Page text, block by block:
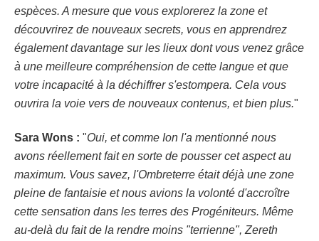
espèces. A mesure que vous explorerez la zone et
découvrirez de nouveaux secrets, vous en apprendrez
également davantage sur les lieux dont vous venez grâce
à une meilleure compréhension de cette langue et que
votre incapacité à la déchiffrer s'estompera. Cela vous
ouvrira la voie vers de nouveaux contenus, et bien plus."
Sara Wons : "Oui, et comme Ion l'a mentionné nous
avons réellement fait en sorte de pousser cet aspect au
maximum. Vous savez, l'Ombreterre était déjà une zone
pleine de fantaisie et nous avions la volonté d'accroître
cette sensation dans les terres des Progéniteurs. Même
au-delà du fait de la rendre moins "terrienne", Zereth